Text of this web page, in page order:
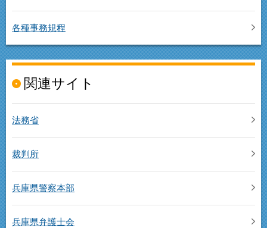
各種事務規程
関連サイト
法務省
裁判所
兵庫県警察本部
兵庫県弁護士会